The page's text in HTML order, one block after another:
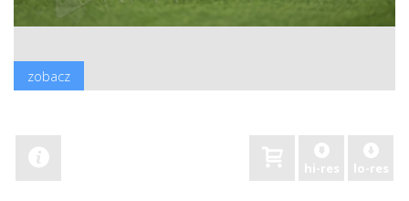
zobacz
hi-res lo-res